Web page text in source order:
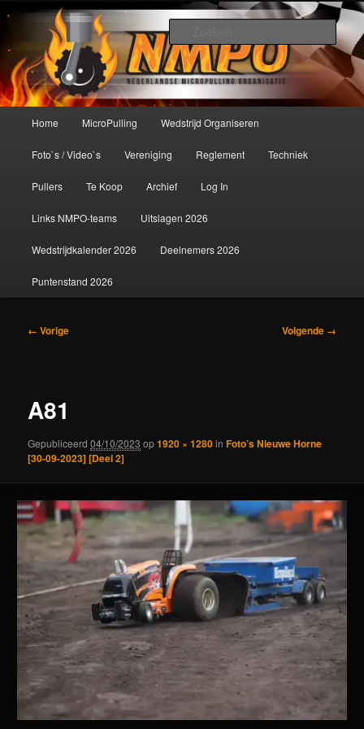
primaire
inhoudNederlandse MicroPulling
Organisatie
De meest krachtige modelbouwsport ter wereld!
Home MicroPulling Wedstrijd Organiseren
Foto`s / Video`s Vereniging Reglement Techniek
Pullers Te Koop Archief Log In
Links NMPO-teams Uitslagen 2026
Wedstrijdkalender 2026 Deelnemers 2026
Puntenstand 2026
Afbeeldingsnavigatie
← Vorige Volgende →
A81
Gepubliceerd04/10/2023 op1920 × 1280inFoto’s Nieuwe Horne
[30-09-2023] [Deel 2]